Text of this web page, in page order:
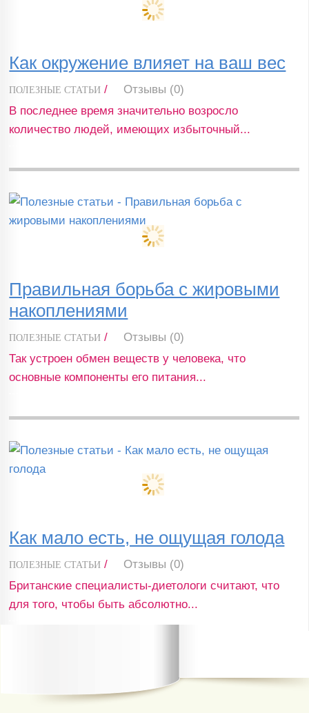
Как окружение влияет на ваш вес
ПОЛЕЗНЫЕ СТАТЬИ /
Отзывы (0)
В последнее время значительно возросло
количество людей, имеющих избыточный...
Правильная борьба с жировыми
накоплениями
ПОЛЕЗНЫЕ СТАТЬИ /
Отзывы (0)
Так устроен обмен веществ у человека, что
основные компоненты его питания...
Как мало есть, не ощущая голода
ПОЛЕЗНЫЕ СТАТЬИ /
Отзывы (0)
Британские специалисты-диетологи считают, что
для того, чтобы быть абсолютно...